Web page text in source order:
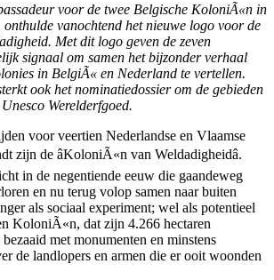
voor de twee Belgische KoloniÃ«n in
onthulde vanochtend het nieuwe logo voor de
Met dit logo geven de zeven
signaal om samen het bijzonder verhaal
in BelgiÃ« en Nederland te vertellen.
ook het nominatiedossier om de gebieden
Werelderfgoed.
voor veertien Nederlandse en Vlaamse
zijn de âKoloniÃ«n van Weldadigheidâ.
in de negentiende eeuw die gaandeweg
en nu terug volop samen naar buiten
als sociaal experiment; wel als potentieel
KoloniÃ«n, dat zijn 4.266 hectaren
met monumenten en minstens
de landlopers en armen die er ooit woonden